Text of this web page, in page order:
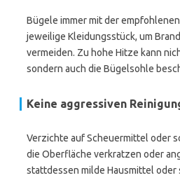
Bügele immer mit der
jeweilige Kleidungsstück, um
vermeiden. Zu hohe Hitze kann
sondern auch die Bügelsohle
Keine aggressiven
Verzichte auf Scheuermittel oder
die Oberfläche verkratzen oder
stattdessen milde Hausmittel